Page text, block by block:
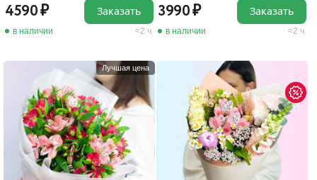
4590
в наличии 2 ч.
Заказать 3990
в наличии 2 ч.
Заказать
Лучшая цена